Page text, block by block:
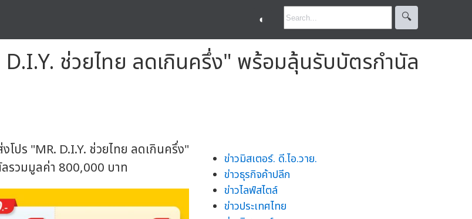
◐ 🔍︎
D.I.Y. ช่วยไทย ลดเกินครึ่ง" พร้อมลุ้นรับบัตรกำนัล
โปร "MR. D.I.Y. ช่วยไทย ลดเกินครึ่ง"
รวมมูลค่า 800,000 บาท
ข่าวมิสเตอร์. ดี.ไอ.วาย.
ข่าวธุรกิจค้าปลีก
ข่าวไลฟ์สไตล์
ข่าวประเทศไทย